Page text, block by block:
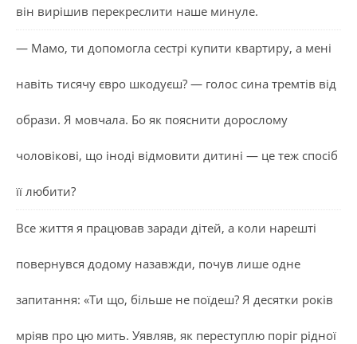
він вирішив перекреслити наше минуле.
— Мамо, ти допомогла сестрі купити квартиру, а мені
навіть тисячу євро шкодуєш? — голос сина тремтів від
образи. Я мовчала. Бо як пояснити дорослому
чоловікові, що іноді відмовити дитині — це теж спосіб
її любити?
Все життя я працював заради дітей, а коли нарешті
повернувся додому назавжди, почув лише одне
запитання: «Ти що, більше не поїдеш? Я десятки років
мріяв про цю мить. Уявляв, як переступлю поріг рідної